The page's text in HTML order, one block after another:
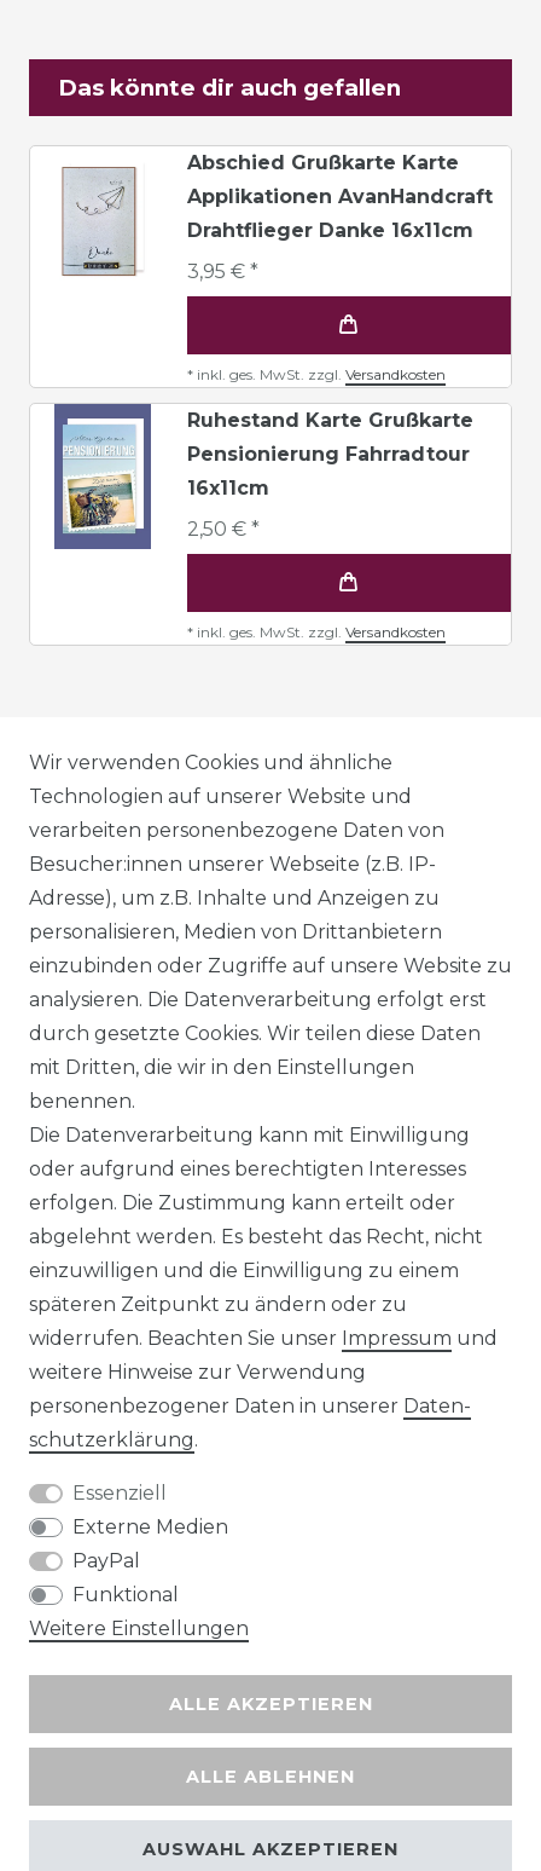
Das könnte dir auch gefallen
Abschied Grußkarte Karte
Applikationen AvanHandcraft
Drahtflieger Danke 16x11cm
3,95 € *
* inkl. ges. MwSt. zzgl. Versandkosten
Ruhestand Karte Grußkarte
Pensionierung Fahrradtour
16x11cm
2,50 € *
* inkl. ges. MwSt. zzgl. Versandkosten
AGB
DATENSCHUTZERKLÄRUNG
WIDERRUFSRECHT
IMPRESSUM
KONTAKT
Unsere Zahlungsmöglichkeiten
Wir versenden mit
Wir verwenden Cookies und ähnliche
Technologien auf unserer Website und
verarbeiten personenbezogene Daten von
Besucher:innen unserer Webseite (z.B. IP-
Adresse), um z.B. Inhalte und Anzeigen zu
personalisieren, Medien von Drittanbietern
einzubinden oder Zugriffe auf unsere Website zu
analysieren. Die Datenverarbeitung erfolgt erst
durch gesetzte Cookies. Wir teilen diese Daten
mit Dritten, die wir in den Einstellungen
benennen.
Die Datenverarbeitung kann mit Einwilligung
oder aufgrund eines berechtigten Interesses
erfolgen. Die Zustimmung kann erteilt oder
abgelehnt werden. Es besteht das Recht, nicht
einzuwilligen und die Einwilligung zu einem
späteren Zeitpunkt zu ändern oder zu
widerrufen. Beachten Sie unser Impressum und
weitere Hinweise zur Verwendung
personenbezogener Daten in unserer Daten­
schutz­erklärung.
Essenziell
Externe Medien
PayPal
Funktional
Weitere Einstellungen
ALLE AKZEPTIEREN
ALLE ABLEHNEN
AUSWAHL AKZEPTIEREN